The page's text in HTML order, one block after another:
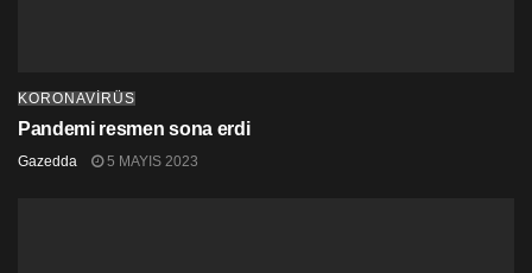
KORONAVİRÜS
Pandemi resmen sona erdi
Gazedda 5 MAYIS 2023